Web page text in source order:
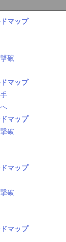
マップ
破
マップ
マップ
破
マップ
破
マップ